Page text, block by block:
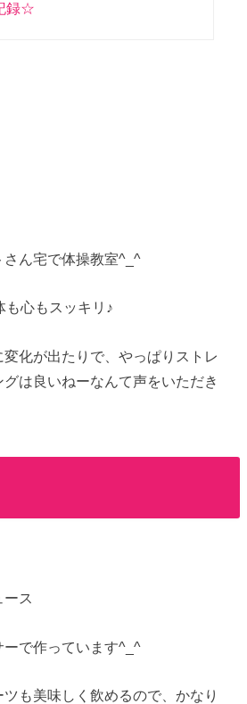
録☆
ん宅で体操教室^_^
も心もスッキリ♪
化が出たりで、やっぱりストレ
は良いねーなんて声をいただき
ス
で作っています^_^
も美味しく飲めるので、かなり